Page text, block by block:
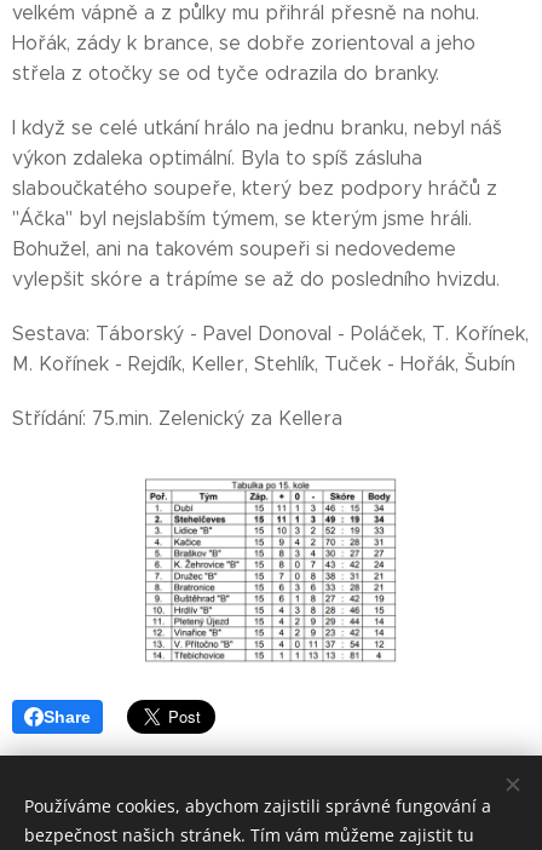
velkém vápně a z půlky mu přihrál přesně na nohu.
Hořák, zády k brance, se dobře zorientoval a jeho
střela z otočky se od tyče odrazila do branky.
I když se celé utkání hrálo na jednu branku, nebyl náš
výkon zdaleka optimální. Byla to spíš zásluha
slaboučkatého soupeře, který bez podpory hráčů z
"Áčka" byl nejslabším týmem, se kterým jsme hráli.
Bohužel, ani na takovém soupeři si nedovedeme
vylepšit skóre a trápíme se až do posledního hvizdu.
Sestava: Táborský - Pavel Donoval - Poláček, T. Kořínek,
M. Kořínek - Rejdík, Keller, Stehlík, Tuček - Hořák, Šubín
Střídání: 75.min. Zelenický za Kellera
Share
Používáme cookies, abychom zajistili správné fungování a
bezpečnost našich stránek. Tím vám můžeme zajistit tu